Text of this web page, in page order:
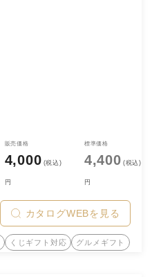
販売価格
4,000 (税込)
円
標準価格
4,400 (税込)
円
カタログWEBを見る
くじギフト対応 グルメギフト